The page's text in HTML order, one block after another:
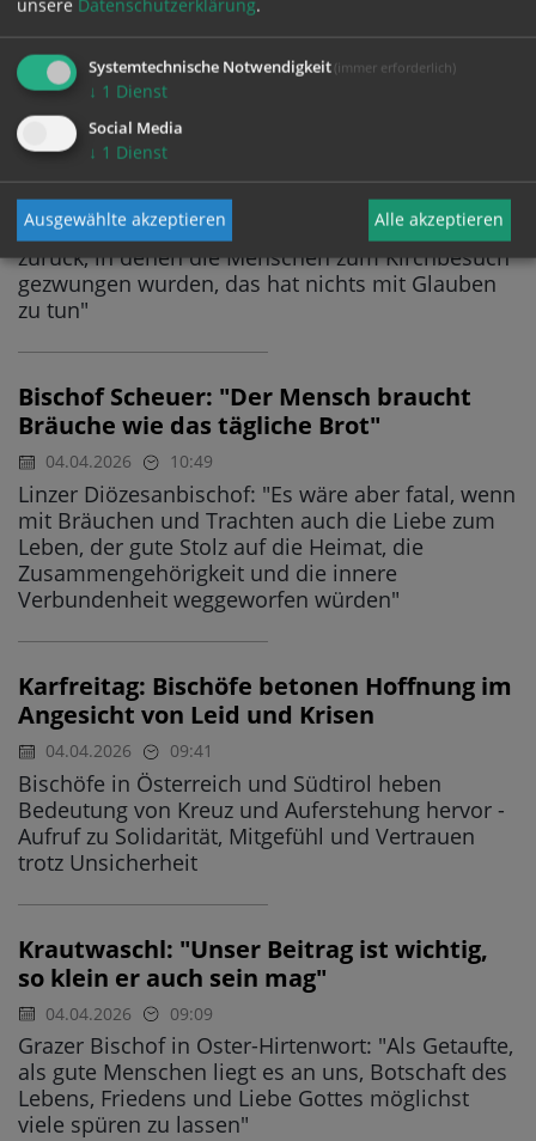
und mehr Kirchenverkäufe
Grazer Weihbischof: Glaube lebt von
innerer Überzeugung, nicht von Zwang
Neuer Jugendbischof Freitag in "Kleine Zeitung"-
Interveiw: "Ich will keinesfalls in die Zeiten
zurück, in denen die Menschen zum Kirchbesuch
gezwungen wurden, das hat nichts mit Glauben
zu tun"
Bischof Scheuer: "Der Mensch braucht
Bräuche wie das tägliche Brot"
04.04.2026 10:49
Linzer Diözesanbischof: "Es wäre aber fatal, wenn
mit Bräuchen und Trachten auch die Liebe zum
Leben, der gute Stolz auf die Heimat, die
Zusammengehörigkeit und die innere
Verbundenheit weggeworfen würden"
Karfreitag: Bischöfe betonen Hoffnung im
Angesicht von Leid und Krisen
04.04.2026 09:41
Bischöfe in Österreich und Südtirol heben
Bedeutung von Kreuz und Auferstehung hervor -
Aufruf zu Solidarität, Mitgefühl und Vertrauen
trotz Unsicherheit
Krautwaschl: "Unser Beitrag ist wichtig,
so klein er auch sein mag"
04.04.2026 09:09
Grazer Bischof in Oster-Hirtenwort: "Als Getaufte,
als gute Menschen liegt es an uns, Botschaft des
Lebens, Friedens und Liebe Gottes möglichst
viele spüren zu lassen"
unsere Datenschutzerklärung.
Systemtechnische Notwendigkeit (immer erforderlich)
↓ 1 Dienst
Social Media
↓ 1 Dienst
Ausgewählte akzeptieren Alle akzeptieren